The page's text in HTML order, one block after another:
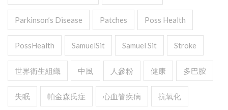
Parkinson’s Disease Patches Poss Health
PossHealth SamuelSit Samuel Sit Stroke
世界衛生組織 中風 人參粉 健康 多巴胺
失眠 帕金森氏症 心血管疾病 抗氧化